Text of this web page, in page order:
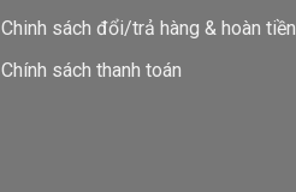
Chinh sách đổi/trả hàng & hoàn tiền
Chính sách thanh toán